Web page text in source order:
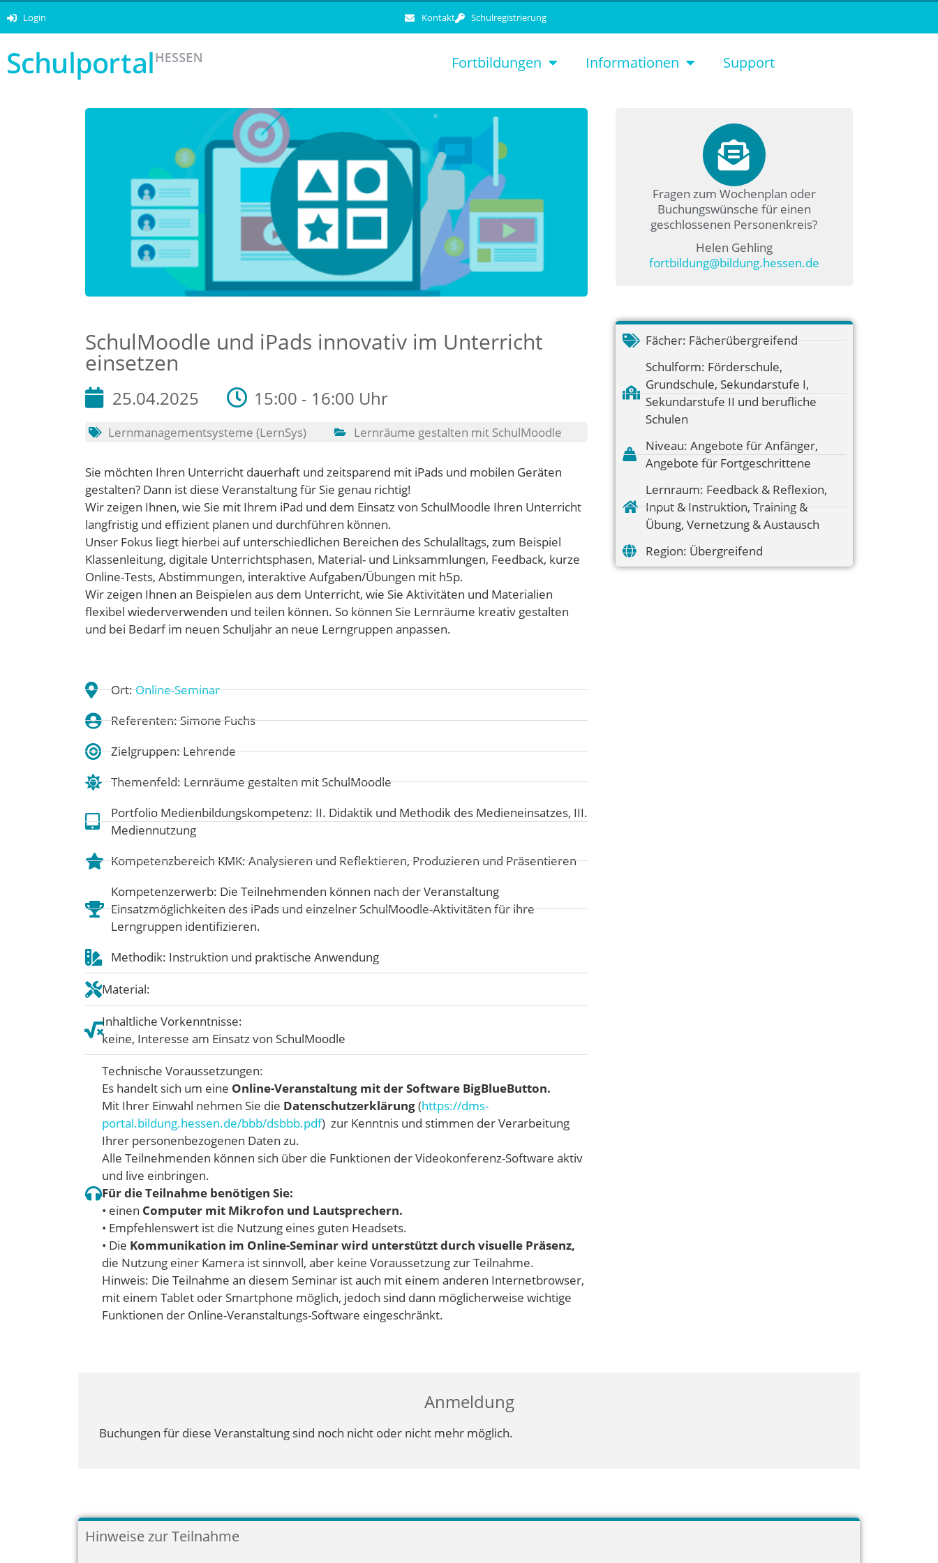
Login Kontakt Schulregistrierung
Fortbildungen Informationen Support
SchulMoodle und iPads innovativ im Unterricht
einsetzen
25.04.2025 15:00 - 16:00 Uhr
Lernmanagementsysteme (LernSys) Lernräume gestalten mit SchulMoodle
Sie möchten Ihren Unterricht dauerhaft und zeitsparend mit iPads und mobilen Geräten
gestalten? Dann ist diese Veranstaltung für Sie genau richtig!
Wir zeigen Ihnen, wie Sie mit Ihrem iPad und dem Einsatz von SchulMoodle Ihren Unterricht
langfristig und effizient planen und durchführen können.
Unser Fokus liegt hierbei auf unterschiedlichen Bereichen des Schulalltags, zum Beispiel
Klassenleitung, digitale Unterrichtsphasen, Material- und Linksammlungen, Feedback, kurze
Online-Tests, Abstimmungen, interaktive Aufgaben/Übungen mit h5p.
Wir zeigen Ihnen an Beispielen aus dem Unterricht, wie Sie Aktivitäten und Materialien
flexibel wiederverwenden und teilen können. So können Sie Lernräume kreativ gestalten
und bei Bedarf im neuen Schuljahr an neue Lerngruppen anpassen.
Ort:Online-Seminar
Referenten: Simone Fuchs
Zielgruppen: Lehrende
Themenfeld:Lernräume gestalten mit SchulMoodle
Portfolio Medienbildungskompetenz: II. Didaktik und Methodik des Medieneinsatzes, III.
Mediennutzung
Kompetenzbereich KMK:Analysieren und Reflektieren,Produzieren und Präsentieren
Kompetenzerwerb: Die Teilnehmenden können nach der Veranstaltung
Einsatzmöglichkeiten des iPads und einzelner SchulMoodle-Aktivitäten für ihre
Lerngruppen identifizieren.
Methodik: Instruktion und praktische Anwendung
Material:
Inhaltliche Vorkenntnisse:
keine, Interesse am Einsatz von SchulMoodle
Technische Voraussetzungen:
Es handelt sich um eine Online-Veranstaltung mit der Software BigBlueButton.
Mit Ihrer Einwahl nehmen Sie die Datenschutzerklärung(https://dms-
portal.bildung.hessen.de/bbb/dsbbb.pdf) zur Kenntnis und stimmen der Verarbeitung
Ihrer personenbezogenen Daten zu.
Alle Teilnehmenden können sich über die Funktionen der Videokonferenz-Software aktiv
und live einbringen.
Für die Teilnahme benötigen Sie:
• einen Computer mit Mikrofon und Lautsprechern.
• Empfehlenswert ist die Nutzung eines guten Headsets.
• Die Kommunikation im Online-Seminar wird unterstützt durch visuelle Präsenz,
die Nutzung einer Kamera ist sinnvoll, aber keine Voraussetzung zur Teilnahme.
Hinweis: Die Teilnahme an diesem Seminar ist auch mit einem anderen Internetbrowser,
mit einem Tablet oder Smartphone möglich, jedoch sind dann möglicherweise wichtige
Funktionen der Online-Veranstaltungs-Software eingeschränkt.
Fragen zum Wochenplan oder
Buchungswünsche für einen
geschlossenen Personenkreis?
Helen Gehling
fortbildung@bildung.hessen.de
Fächer: Fächerübergreifend
Schulform: Förderschule,
Grundschule, Sekundarstufe I,
Sekundarstufe II und berufliche
Schulen
Niveau: Angebote für Anfänger,
Angebote für Fortgeschrittene
Lernraum: Feedback & Reflexion,
Input & Instruktion, Training &
Übung, Vernetzung & Austausch
Region: Übergreifend
Anmeldung
Buchungen für diese Veranstaltung sind noch nicht oder nicht mehr möglich.
Hinweise zur Teilnahme